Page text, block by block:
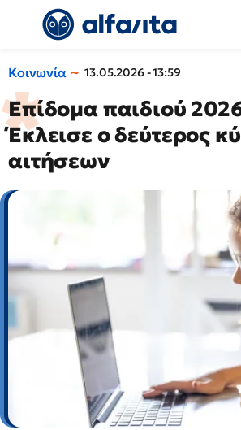
Κοινωνία 13.05.2026 - 13:59
Επίδομα παιδιού
Έκλεισε ο δεύτερος
αιτήσεων